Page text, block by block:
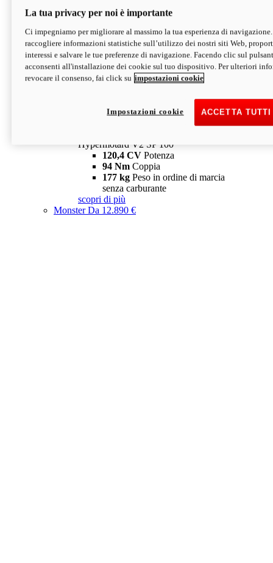
V2 SP
Hypermotard V2 SP
120,4 CVPotenza
94 NmCoppia
177 kgPeso in ordine di marcia
senza carburante
Depotenziata 35 kW: 18.890 € i
configura scopri di più
Hypermotard V2 SP 100
120,4 CV Potenza
94 Nm Coppia
177 kg Peso in ordine di marcia
senza carburante
scopri di più
MonsterDa 12.890 €
La tua privacy per noi è importante
Ci impegniamo per migliorare al massimo la tua esperienza di
raccogliere informazioni statistiche sull’utilizzo dei nostri siti Web,
interessi e salvare le tue preferenze di navigazione. Facendo clic sul
acconsenti all'installazione dei cookie sul tuo dispositivo. Per ulteriori
revocare il consenso, fai click su impostazioni cookie
ACCETTA
Impostazioni cookie